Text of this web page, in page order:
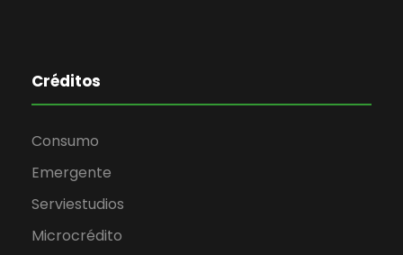
Créditos
Consumo
Emergente
Serviestudios
Microcrédito